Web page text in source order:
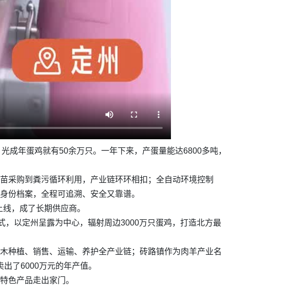
成年蛋鸡就有50余万只。一年下来，产蛋量能达6800多吨，
采购到粪污循环利用，产业链环环相扣；全自动环境控制
份档案，全程可追溯、安全又靠谱。
，成了长期供应商。
，以定州呈露为中心，辐射周边3000万只蛋鸡，打造北方最
种植、销售、运输、养护全产业链；砖路镇作为肉羊产业名
了6000万元的年产值。
色产品走出家门。